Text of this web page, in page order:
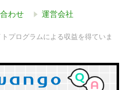
わせ 運営会社
プログラムによる収益を得ていま